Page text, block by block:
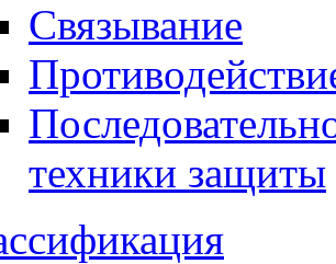
Связывание
техники защиты